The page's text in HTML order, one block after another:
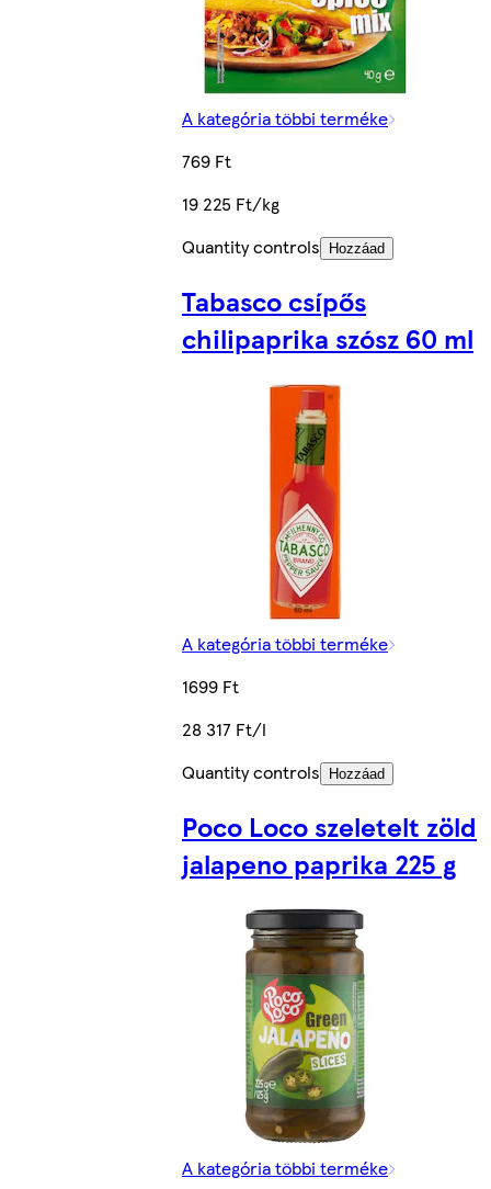
A kategória többi terméke
769 Ft
19 225 Ft/kg
Quantity controls
Hozzáad
Tabasco csípős
chilipaprika szósz 60 ml
A kategória többi terméke
1699 Ft
28 317 Ft/l
Quantity controls
Hozzáad
Poco Loco szeletelt zöld
jalapeno paprika 225 g
A kategória többi terméke